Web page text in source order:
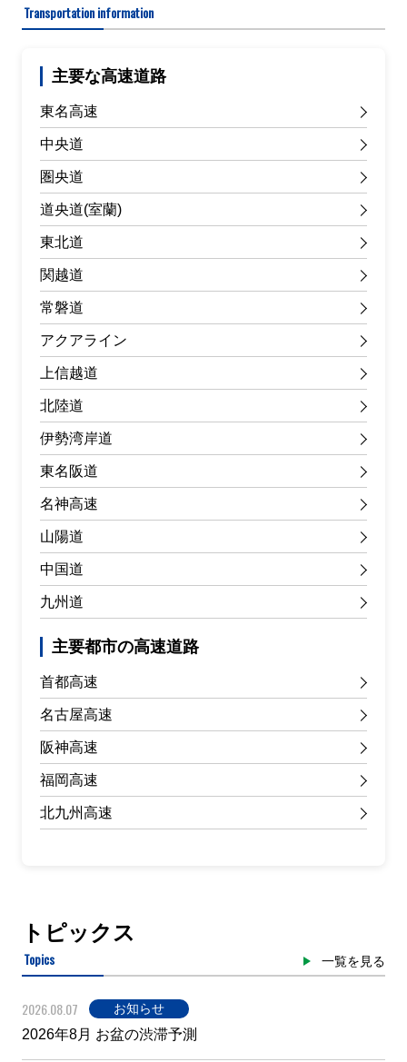
Transportation information
主要な高速道路
東名高速
中央道
圏央道
道央道(室蘭)
東北道
関越道
常磐道
アクアライン
上信越道
北陸道
伊勢湾岸道
東名阪道
名神高速
山陽道
中国道
九州道
主要都市の高速道路
首都高速
名古屋高速
阪神高速
福岡高速
北九州高速
トピックス
Topics 一覧を見る
2026.08.07 お知らせ
2026年8月 お盆の渋滞予測